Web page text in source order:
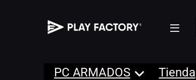
PC ARMADOS Tienda